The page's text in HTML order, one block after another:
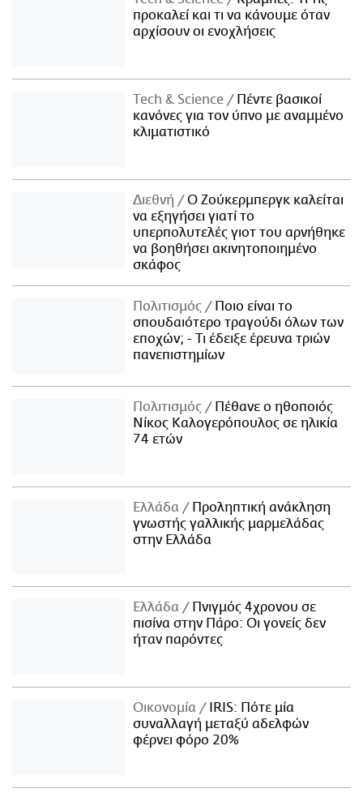
προκαλεί και τι να κάνουμε όταν
αρχίσουν οι ενοχλήσεις
Τech & Science
Πέντε βασικοί
κανόνες για τον ύπνο με αναμμένο
κλιματιστικό
Διεθνή
Ο Ζούκερμπεργκ καλείται
να εξηγήσει γιατί το
υπερπολυτελές γιοτ του αρνήθηκε
να βοηθήσει ακινητοποιημένο
σκάφος
Πολιτισμός
Ποιο είναι το
σπουδαιότερο τραγούδι όλων των
εποχών; - Τι έδειξε έρευνα τριών
πανεπιστημίων
Πολιτισμός
Πέθανε ο ηθοποιός
Νίκος Καλογερόπουλος σε ηλικία
74 ετών
Ελλάδα
Προληπτική ανάκληση
γνωστής γαλλικής μαρμελάδας
στην Ελλάδα
Ελλάδα
Πνιγμός 4χρονου σε
πισίνα στην Πάρο: Οι γονείς δεν
ήταν παρόντες
Οικονομία
IRIS: Πότε μία
συναλλαγή μεταξύ αδελφών
φέρνει φόρο 20%